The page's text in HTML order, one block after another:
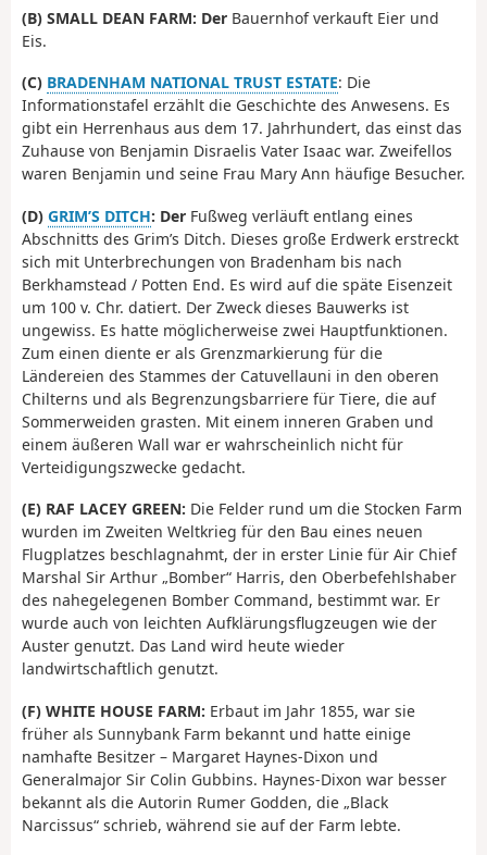
(B) SMALL DEAN FARM: Der Bauernhof verkauft Eier und
Eis.
(C) BRADENHAM NATIONAL TRUST ESTATE: Die
Informationstafel erzählt die Geschichte des Anwesens. Es
gibt ein Herrenhaus aus dem 17. Jahrhundert, das einst das
Zuhause von Benjamin Disraelis Vater Isaac war. Zweifellos
waren Benjamin und seine Frau Mary Ann häufige Besucher.
(D) GRIM’S DITCH: Der Fußweg verläuft entlang eines
Abschnitts des Grim’s Ditch. Dieses große Erdwerk erstreckt
sich mit Unterbrechungen von Bradenham bis nach
Berkhamstead / Potten End. Es wird auf die späte Eisenzeit
um 100 v. Chr. datiert. Der Zweck dieses Bauwerks ist
ungewiss. Es hatte möglicherweise zwei Hauptfunktionen.
Zum einen diente er als Grenzmarkierung für die
Ländereien des Stammes der Catuvellauni in den oberen
Chilterns und als Begrenzungsbarriere für Tiere, die auf
Sommerweiden grasten. Mit einem inneren Graben und
einem äußeren Wall war er wahrscheinlich nicht für
Verteidigungszwecke gedacht.
(E) RAF LACEY GREEN: Die Felder rund um die Stocken Farm
wurden im Zweiten Weltkrieg für den Bau eines neuen
Flugplatzes beschlagnahmt, der in erster Linie für Air Chief
Marshal Sir Arthur „Bomber“ Harris, den Oberbefehlshaber
des nahegelegenen Bomber Command, bestimmt war. Er
wurde auch von leichten Aufklärungsflugzeugen wie der
Auster genutzt. Das Land wird heute wieder
landwirtschaftlich genutzt.
(F) WHITE HOUSE FARM: Erbaut im Jahr 1855, war sie
früher als Sunnybank Farm bekannt und hatte einige
namhafte Besitzer – Margaret Haynes-Dixon und
Generalmajor Sir Colin Gubbins. Haynes-Dixon war besser
bekannt als die Autorin Rumer Godden, die „Black
Narcissus“ schrieb, während sie auf der Farm lebte.